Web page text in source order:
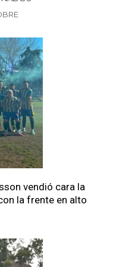
vendió cara la
la frente en alto